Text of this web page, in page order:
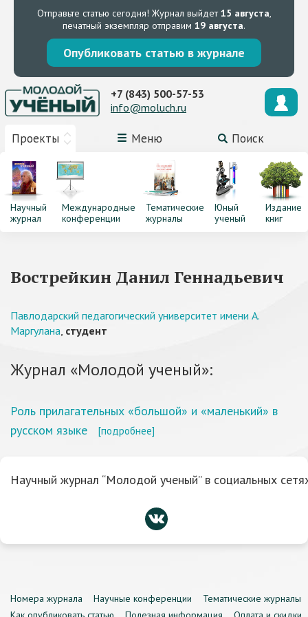
Отправьте статью сегодня! Журнал выйдет15 августа,
печатный экземпляр отправим 19 августа.
Опубликовать статью в журнале
Проекты Меню Поиск
+7 (843) 500-57-53
info@moluch.ru
Научный
журнал
Международные
конференции
Тематические
журналы
Юный
ученый
Издание
книг
Вострейкин Данил Геннадьевич
Павлодарский педагогический университет имени А.
Маргулана, студент
Журнал «Молодой ученый»:
Роль прилагательных «большой» и «маленький» в
русском языке
[подробнее]
Научный журнал “Молодой ученый” в социальных
Номера журнала Научные конференции
Тематические журналы